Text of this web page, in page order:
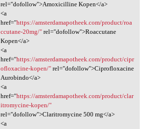
rel="dofollow">Amoxicilline Kopen</a>
<a
href="https://amsterdamapotheek.com/product/roa
ccutane-20mg/"rel="dofollow">Roaccutane
Kopen</a>
<a
href="https://amsterdamapotheek.com/product/cipr
ofloxacine-kopen/"rel="dofollow">Ciprofloxacine
Aurobindo</a>
<a
href="https://amsterdamapotheek.com/product/clar
itromycine-kopen/"
rel="dofollow">Claritromycine 500 mg</a>
<a